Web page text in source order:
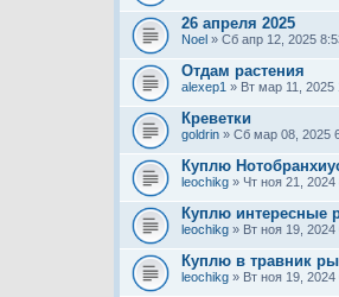
26 апреля 2025
Noel » Сб апр 12, 2025
Отдам растения
alexep1 » Вт мар 11,
Креветки
goldrin » Сб мар 08, 2025
Куплю
leochikg » Чт ноя 21,
Куплю интересные
leochikg » Вт ноя 19,
Куплю в травник
leochikg » Вт ноя 19,